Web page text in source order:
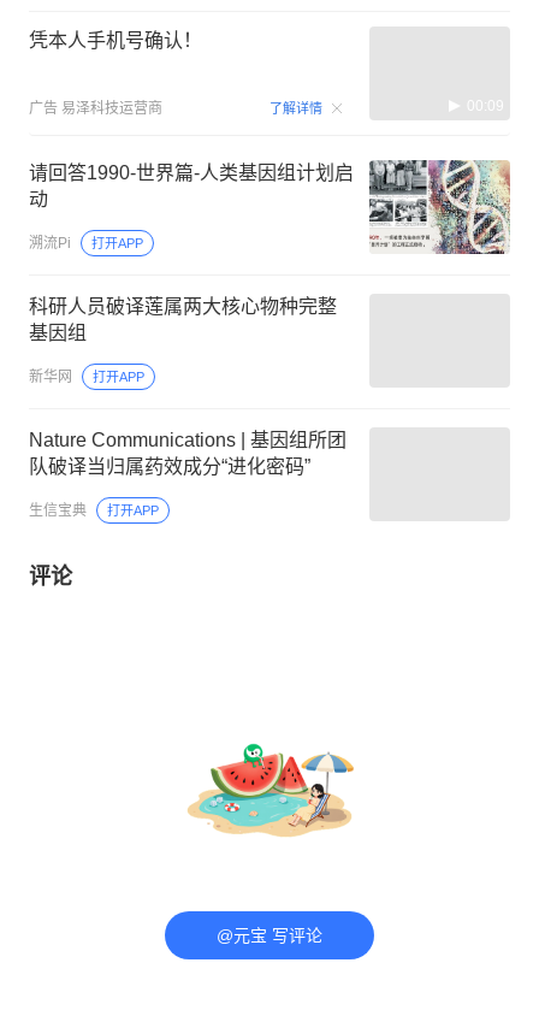
凭本人手机号确认！
广告 易泽科技运营商 了解详情 00:09
请回答1990-世界篇-人类基因组计划启
动
溯流Pi 打开APP
科研人员破译莲属两大核心物种完整
基因组
新华网 打开APP
Nature Communications | 基因组所团
队破译当归属药效成分“进化密码”
生信宝典 打开APP
评论
@元宝 写评论